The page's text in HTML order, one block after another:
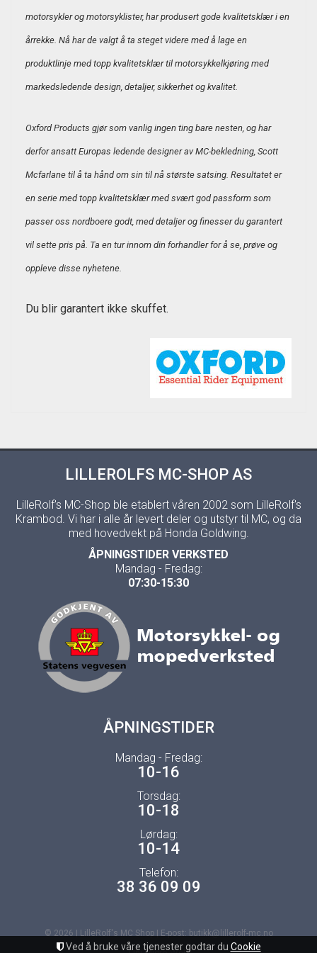
Ved å bruke våre tjenester godtar du Cookie
motorsykler og motorsyklister, har produsert gode kvalitetsklær i en
årrekke. Nå har de valgt å ta steget videre med å lage en
produktlinje med topp kvalitetsklær til motorsykkelkjøring med
markedsledende design, detaljer, sikkerhet og kvalitet.
Oxford Products gjør som vanlig ingen ting bare nesten, og har
derfor ansatt Europas ledende designer av MC-bekledning, Scott
Mcfarlane til å ta hånd om sin til nå største satsing. Resultatet er
en serie med topp kvalitetsklær med svært god passform som
passer oss nordboere godt, med detaljer og finesser du garantert
vil sette pris på. Ta en tur innom din forhandler for å se, prøve og
oppleve disse nyhetene.
Du blir garantert ikke skuffet.
LILLEROLFS MC-SHOP AS
LilleRolf's MC-Shop ble etablert våren 2002 som LilleRolf's
Krambod. Vi har i alle år levert deler og utstyr til MC, og da
med hovedvekt på Honda Goldwing.
ÅPNINGSTIDER VERKSTED
Mandag - Fredag:
07:30-15:30
ÅPNINGSTIDER
Mandag - Fredag:
10-16
Torsdag:
10-18
Lørdag:
10-14
Telefon:
38 36 09 09
© 2026 | LilleRolf's MC Shop | E-post: butikk@lillerolf-mc.no